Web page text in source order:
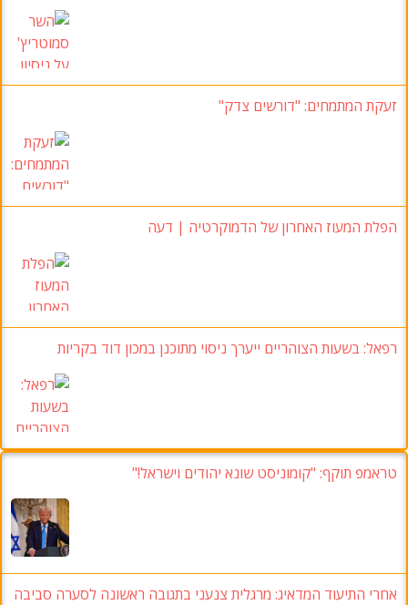
זעקת המתמחים: "דורשים צדק"
הפלת המעוז האחרון של הדמוקרטיה | דעה
רפאל: בשעות הצוהריים ייערך ניסוי מתוכנן במכון דוד בקריות
טראמפ תוקף: "קומוניסט שונא יהודים וישראל!"
אחרי התיעוד המדאיג: מרגלית צנעני בתגובה ראשונה לסערה סביבה